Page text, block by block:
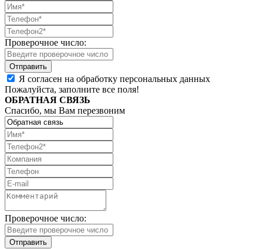
Проверочное число:
Я согласен на обработку персональных данных
Пожалуйста, заполните все поля!
ОБРАТНАЯ СВЯЗЬ
Спасибо, мы Вам перезвоним
Проверочное число: